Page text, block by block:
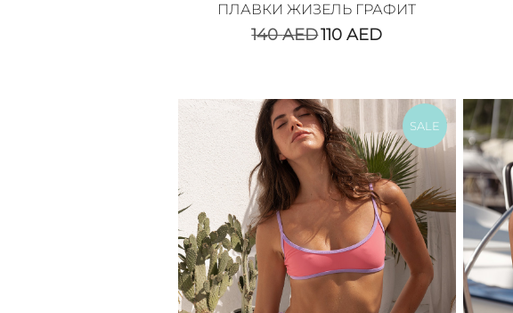
ПЛАВКИ ЖИЗЕЛЬ ГРАФИТ
140AED110AED
SALE